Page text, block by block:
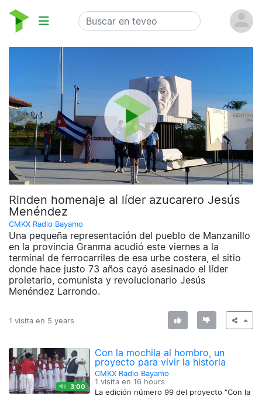
Rinden homenaje al líder azucarero Jesús
Menéndez
CMKX Radio Bayamo
Una pequeña representación del pueblo de Manzanillo
en la provincia Granma acudió este viernes a la
terminal de ferrocarriles de esa urbe costera, el sitio
donde hace justo 73 años cayó asesinado el líder
proletario, comunista y revolucionario Jesús
Menéndez Larrondo.
1 visita en 5 years
3:00
Con la mochila al hombro, un
proyecto para vivir la historia
CMKX Radio Bayamo
1 visita en 16 hours
La edición número 99 del proyecto "Con la